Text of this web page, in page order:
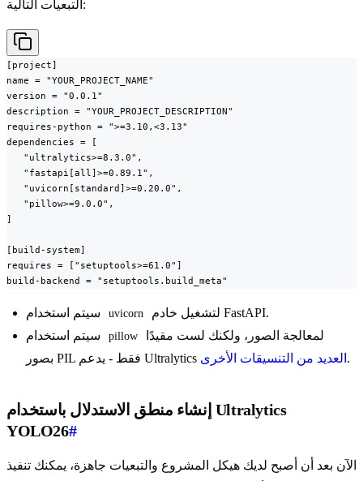
التبعيات التالية:
[project]
name = "YOUR_PROJECT_NAME"
version = "0.0.1"
description = "YOUR_PROJECT_DESCRIPTION"
requires-python = ">=3.10,<3.13"
dependencies = [
   "ultralytics>=8.3.0",
   "fastapi[all]>=0.89.1",
   "uvicorn[standard]>=0.20.0",
   "pillow>=9.0.0",
]
[build-system]
requires = ["setuptools>=61.0"]
build-backend = "setuptools.build_meta"
uvicorn
لتشغيل خادم FastAPI.
pillow
بصور PIL فقط - يدعم Ultralytics العديد من التنسيقات الأخرى .
إنشاء منطق الاستدلال باستخدام Ultralytics
YOLO26#
الآن بعد أن أصبح لديك هيكل المشروع والتبعيات جاهزة، يمكنك تنفيذ